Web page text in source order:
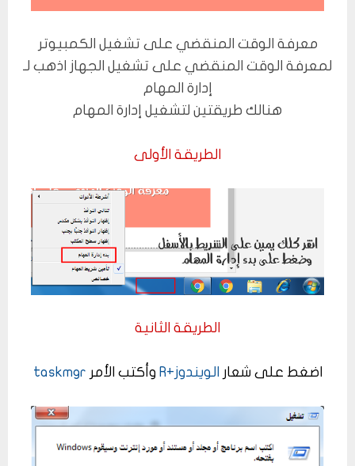
معرفة الوقت المنقضي على تشغيل الكمبيوتر
لمعرفة الوقت المنقضي على تشغيل الجهاز اذهب لـ
إدارة المهام
هنالك طريقتين لتشغيل إدارة المهام
الطريقة الأولى
الطريقة الثانية
اضغط على شعار الويندوز+R وأكتب الأمر taskmgr